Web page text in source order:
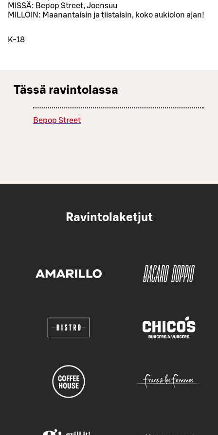
MISSÄ: Bepop Street, Joensuu
MILLOIN: Maanantaisin ja tiistaisin, koko aukiolon ajan!
K-18
Tässä ravintolassa
Bepop Street
Ravintolaketjut